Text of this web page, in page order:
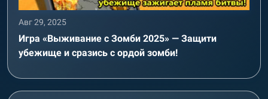
Авг 29, 2025
Игра «Выживание с Зомби 2025» — Защити
убежище и сразись с ордой зомби!